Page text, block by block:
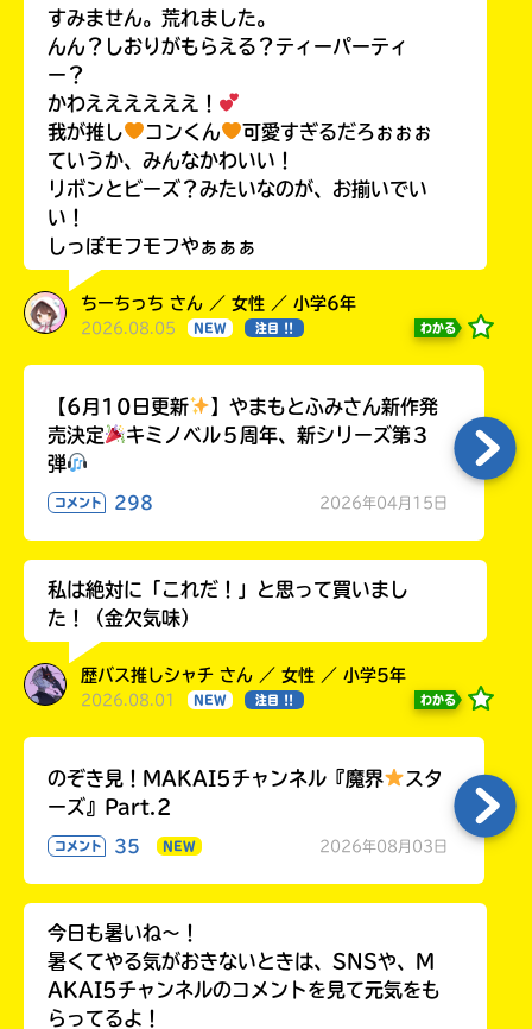
すみません。荒れました。
んん？しおりがもらえる？ティーパーティ
ー？
かわええええええ！
我が推し
コンくん
可愛すぎるだろぉぉぉ
ていうか、みんなかわいい！
リボンとビーズ？みたいなのが、お揃いでい
い！
しっぽモフモフやぁぁぁ
ちーちっち さん ／ 女性 ／ 小学6年
2026.08.05 NEW 注目 !! わかる
【6月10日更新
】やまもとふみさん新作発
売決定
キミノベル５周年、新シリーズ第３
弾
コメント 298 2026年04月15日
私は絶対に「これだ！」と思って買いまし
た！（金欠気味）
歴バス推しシャチ さん ／ 女性 ／ 小学5年
2026.08.01 NEW 注目 !! わかる
のぞき見！MAKAI5チャンネル『魔界
スタ
ーズ』Part.2
コメント 35 NEW 2026年08月03日
今日も暑いね〜！
暑くてやる気がおきないときは、SNSや、M
AKAI5チャンネルのコメントを見て元気をも
らってるよ！